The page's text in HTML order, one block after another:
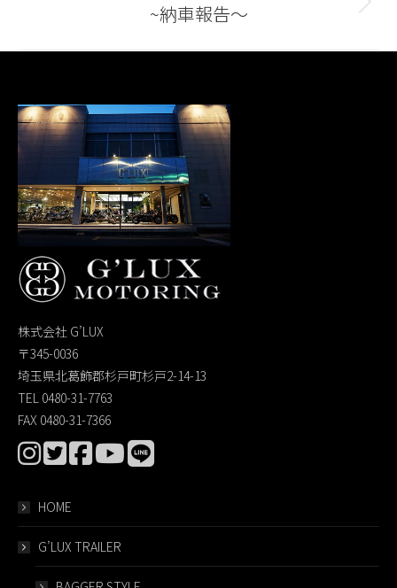
Next
~納車報告～
株式会社 G’LUX
〒345-0036
埼玉県北葛飾郡杉戸町杉戸2-14-13
TEL 0480-31-7763
FAX 0480-31-7366
HOME
G’LUX TRAILER